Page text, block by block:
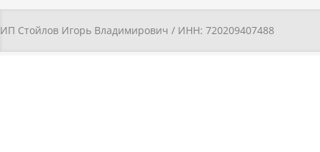
ИП Стойлов Игорь Владимирович / ИНН: 720209407488